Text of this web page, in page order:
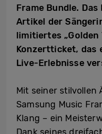
Frame Bundle.
Artikel der
limitiertes „Golden
Konzertticket, das
Live-Erlebnisse
Mit seiner stilvollen
Samsung Music
Klang – ein